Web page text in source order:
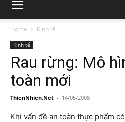
Home Kinh tế
Kinh tế
Rau rừng: Mô
toàn mới
ThienNhien.Net - 14/05/2008
Khi vấn đề an toàn thực phẩm